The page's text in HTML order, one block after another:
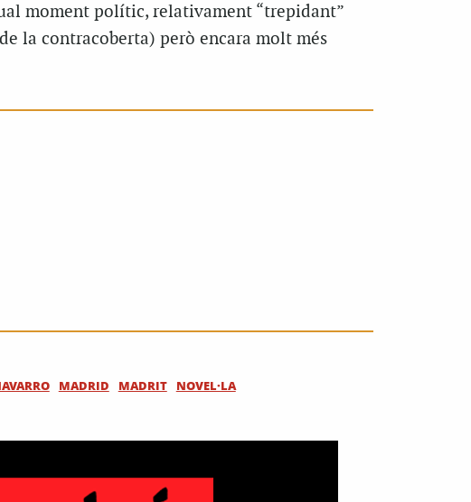
moment polític, relativament “trepidant”
la contracoberta) però encara molt més
MADRID MADRIT NOVEL·LA